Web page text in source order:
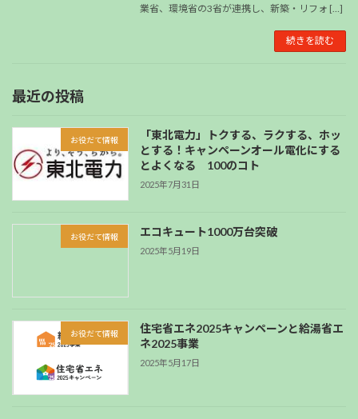
業省、環境省の3省が連携し、新築・リフォ […]
続きを読む
最近の投稿
お役だて情報
「東北電力」トクする、ラクする、ホッ
とする！キャンペーンオール電化にする
とよくなる 100のコト
2025年7月31日
お役だて情報 エコキュート1000万台突破
2025年5月19日
お役だて情報
住宅省エネ2025キャンペーンと給湯省エ
ネ2025事業
2025年5月17日